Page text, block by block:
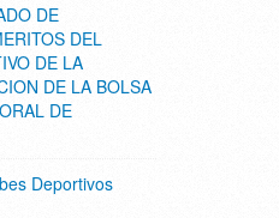
DE
DEL
DE LA
DE LA BOLSA
DE
Deportivos